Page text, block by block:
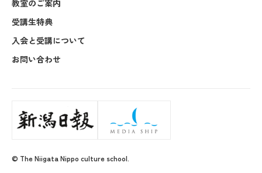
教室のご案内
受講生特典
入会と受講について
お問い合わせ
© The Niigata Nippo culture school.